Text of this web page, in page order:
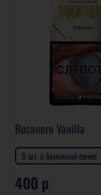
Bucanero Vanilla
5 шт. в бумажной пачке
400 р